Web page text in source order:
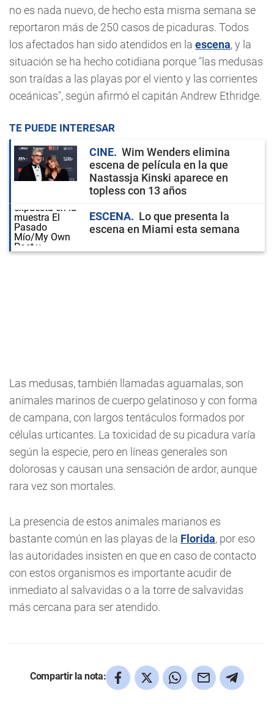
no es nada nuevo, de hecho esta misma semana se
reportaron más de 250 casos de picaduras. Todos
los afectados han sido atendidos en la escena, y la
situación se ha hecho cotidiana porque "las medusas
son traídas a las playas por el viento y las corrientes
oceánicas", según afirmó el capitán Andrew Ethridge.
TE PUEDE INTERESAR
CINE
Wim Wenders elimina
escena de película en la que
Nastassja Kinski aparece en
topless con 13 años
ESCENA
Lo que presenta la
escena en Miami esta semana
Las medusas, también llamadas aguamalas, son
animales marinos de cuerpo gelatinoso y con forma
de campana, con largos tentáculos formados por
células urticantes. La toxicidad de su picadura varía
según la especie, pero en líneas generales son
dolorosas y causan una sensación de ardor, aunque
rara vez son mortales.
La presencia de estos animales marianos es
bastante común en las playas de la Florida, por eso
las autoridades insisten en que en caso de contacto
con estos organismos es importante acudir de
inmediato al salvavidas o a la torre de salvavidas
más cercana para ser atendido.
Compartir la nota: